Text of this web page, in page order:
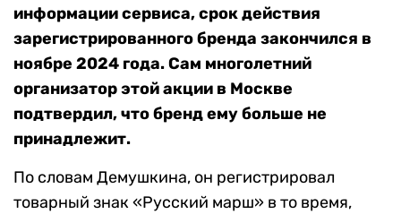
информации сервиса, срок действия
зарегистрированного бренда закончился в
ноябре 2024 года. Сам многолетний
организатор этой акции в Москве
подтвердил, что бренд ему больше не
принадлежит.
По словам Демушкина, он регистрировал
товарный знак «Русский марш» в то время,